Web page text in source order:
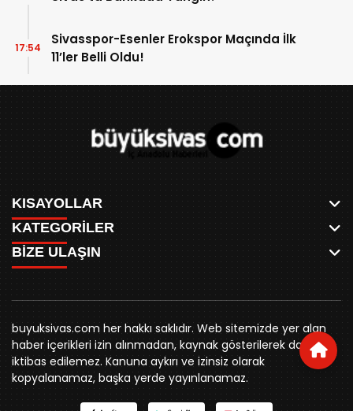
Sivasspor-Esenler Erokspor Maçında İlk
11’ler Belli Oldu!
17:54
KISAYOLLAR
ANASAYFA
AKSU CANLI
MEYDAN CANLI
MEDRESELER CANLI
MERAKÜM CANLI
YUKARI TEKKE CANLI
KURUMSAL KİMLİK
REKLAM FİYATLARI
BİZE ULAŞIN
KÜNYE
KATEGORİLER
WHATSAPP
SPOR
SİYASET
BELEDİYE
SİVAS VALİLİĞİ
ÜNİVERSİTE
KURUMLAR
STK
YORUM
BİZE ULAŞIN
0346 221 00 60
buyuksivashaber@gmail.com
Örtülüpınar Mah. İnönü Bulvarı Özkahya Apt. Kat:3 D:7
Sivas
buyuksivas.com her hakkı saklıdır. Web sitemizde yer alan
haber içerikleri izin alınmadan, kaynak gösterilerek dahi
iktibas edilemez. Kanuna aykırı ve izinsiz olarak
kopyalanamaz, başka yerde yayınlanamaz.